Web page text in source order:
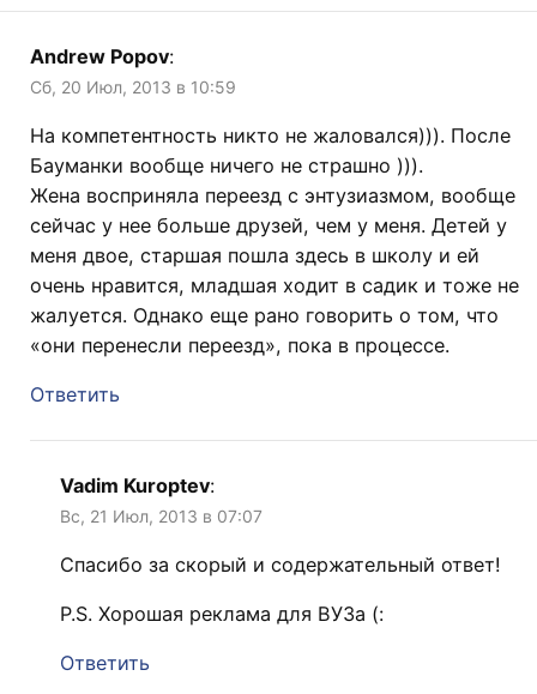
Andrew Popov:
Сб, 20 Июл, 2013 в 10:59
На компетентность никто не жаловался))). После
Бауманки вообще ничего не страшно ))).
Жена восприняла переезд с энтузиазмом, вообще
сейчас у нее больше друзей, чем у меня. Детей у
меня двое, старшая пошла здесь в школу и ей
очень нравится, младшая ходит в садик и тоже не
жалуется. Однако еще рано говорить о том, что
«они перенесли переезд», пока в процессе.
Ответить
Vadim Kuroptev:
Вс, 21 Июл, 2013 в 07:07
Спасибо за скорый и содержательный ответ!
P.S. Хорошая реклама для ВУЗа (:
Ответить